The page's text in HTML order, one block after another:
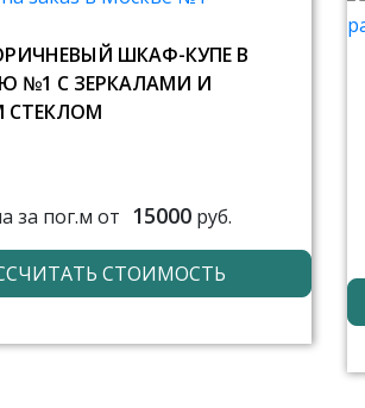
ШКАФ-КУПЕ В
№1 С ЗЕРКАЛАМИ И
за пог.м от 15000руб.
СТОИМОСТЬ